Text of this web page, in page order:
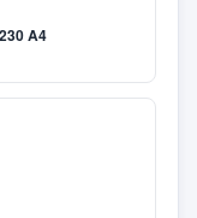
A4